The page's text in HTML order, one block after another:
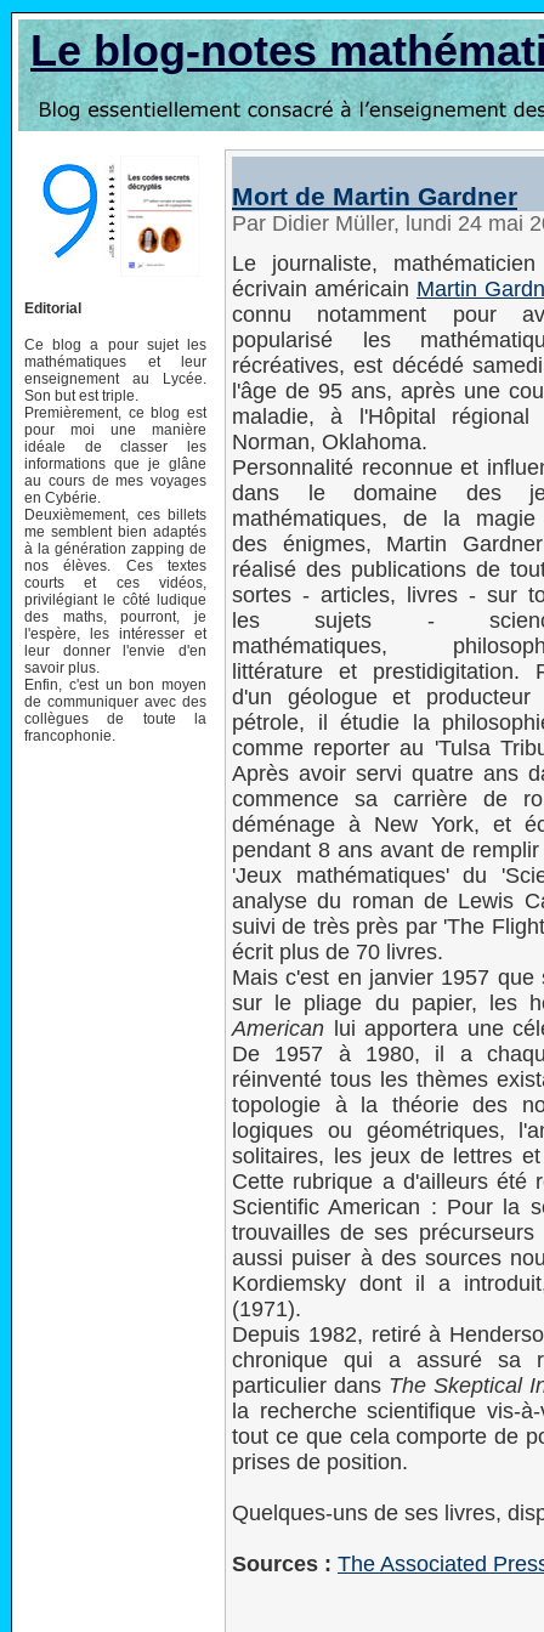
Le blog-notes
Editorial
Ce blog a pour sujet les
mathématiques et leur
enseignement au Lycée.
Son but est triple.
Premièrement, ce blog est
pour moi une manière
idéale de classer les
informations que je glâne
au cours de mes voyages
en Cybérie.
Deuxièmement, ces billets
me semblent bien adaptés
à la génération zapping de
nos élèves. Ces textes
courts et ces vidéos,
privilégiant le côté ludique
des maths, pourront, je
l'espère, les intéresser et
leur donner l'envie d'en
savoir plus.
Enfin, c'est un bon moyen
de communiquer avec des
collègues de toute la
francophonie.
Mort de Martin Gardner
Par Didier Müller, lundi 24 mai
Le journaliste,
écrivain américain Martin
connu notamment pour
popularisé les
récréatives, est décédé
l'âge de 95 ans, après une
maladie, à l'Hôpital régional
Norman, Oklahoma.
Personnalité reconnue et
dans le domaine des
mathématiques, de la
des énigmes, Martin
réalisé des publications de
sortes - articles, livres - sur
les sujets -
mathématiques,
littérature et prestidigitation.
d'un géologue et producteur
pétrole, il étudie la
comme reporter au 'Tulsa
Après avoir servi quatre ans
commence sa carrière de
déménage à New York, et
pendant 8 ans avant de
'Jeux mathématiques' du
analyse du roman de Lewis
suivi de très près par 'The
écrit plus de 70 livres.
Mais c'est en janvier 1957
sur le pliage du papier, les
American lui apportera une
De 1957 à 1980, il a
réinventé tous les thèmes
topologie à la théorie des
logiques ou géométriques,
solitaires, les jeux de lettres
Cette rubrique a d'ailleurs été
Scientific American : Pour la
trouvailles de ses
aussi puiser à des sources
Kordiemsky dont il a
(1971).
Depuis 1982, retiré à
chronique qui a assuré sa
particulier dans The Skeptical
la recherche scientifique vis-
tout ce que cela comporte de
prises de position.
Quelques-uns de ses livres,
Sources : The Associated